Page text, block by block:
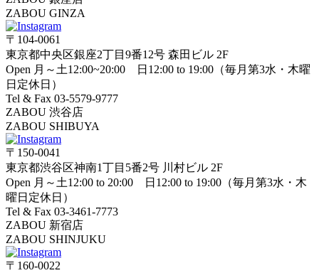
ZABOU GINZA
〒104-0061
東京都中央区銀座2丁目9番12号 森田ビル 2F
Open 月～土12:00~20:00 日12:00 to 19:00（毎月第3水・木曜
日定休日）
Tel & Fax 03-5579-9777
ZABOU 渋谷店
ZABOU SHIBUYA
〒150-0041
東京都渋谷区神南1丁目5番2号 川村ビル 2F
Open 月～土12:00 to 20:00 日12:00 to 19:00（毎月第3水・木
曜日定休日）
Tel & Fax 03-3461-7773
ZABOU 新宿店
ZABOU SHINJUKU
〒160-0022